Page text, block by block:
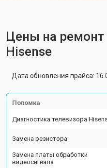
Цены на ремонт
Hisense
Дата обновления прайса:
Поломка
Диагностика телевизора
Замена резистора
Замена платы обработки
видеосигнала